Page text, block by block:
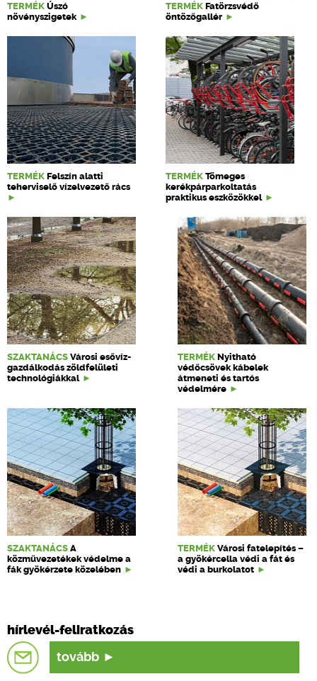
TERMÉK Úszó
növényszigetek
TERMÉK Fatörzsvédő
öntözőgallér
TERMÉK Felszín alatti
teherviselő vízelvezető rács
TERMÉK Tömeges
kerékpárparkoltatás
praktikus eszközökkel
SZAKTANÁCS Városi esővíz-
gazdálkodás zöldfelületi
technológiákkal
TERMÉK Nyitható
védőcsövek kábelek
átmeneti és tartós
védelmére
SZAKTANÁCS A
közművezetékek védelme a
fák gyökérzete közelében
TERMÉK Városi fatelepítés –
a gyökércella védi a fát és
védi a burkolatot
hírlevél-feliratkozás
tovább